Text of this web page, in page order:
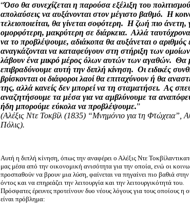
“Όσο θα συνεχίζεται η παρούσα εξέλιξη του
απολαύσεις να αυξάνονται στον μέγιστο βαθμό. Η
τελειοποιείται, θα γίνεται σοφότερη. Η ζωή πιο άνετη,
ομορφότερη, μακρύτερη σε διάρκεια. Αλλά
να το προβλέψουμε, αδιάκοπα θα αυξάνεται ο αριθμός
αναγκάζονται να καταφεύγουν στη στήριξη των
λάβουν ένα μικρό μέρος όλων αυτών των αγαθών. Θα
επιβραδύνουμε αυτή την διπλή κίνηση. Οι ειδικές
βρίσκονται οι διάφοροι λαοί θα επιταχύνουν ή θα
της, αλλά κανείς δεν μπορεί να τη σταματήσει. Ας
αναζητήσουμε τα μέσα για να αμβλύνουμε τα
ήδη μπορούμε εύκολα να προβλέψουμε.”
(Αλέξις Ντε Τοκβίλ (1835) “Μνημόνιο για τη Φτώχεια”,
Πόλις).
Αυτή η διπλή κίνηση, όπως την αναφέρει ο Αλέξις Ντε
μας μέσα από την οικονομική ανισότητα για την οποία, ενώ οι
προσπαθούν να βρουν μια λύση, φαίνεται να πηγαίνει πιο βαθιά
όντος και να επηρεάζει την λειτουργία και την λειτουργικότητά του.
Πρόσφατες έρευνες προτείνουν δυο νέους λόγους για τους οποίους η
είναι πρόβλημα: